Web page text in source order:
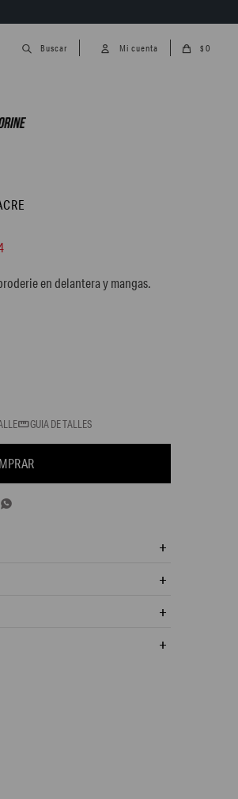
$ 0
en delantera y mangas.
GUIA DE TALLES
